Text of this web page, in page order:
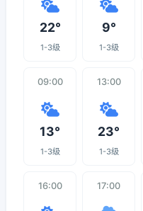
22°
1-3级
9°
1-3级
09:00
13°
1-3级
13:00
23°
1-3级
16:00 17:00